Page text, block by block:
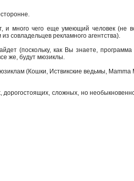
много чего еще умеющий человек (не
совладельцев рекламного агентства).
(поскольку, как Вы знаете,
же, будут мюзиклы.
(Кошки, Иствикские ведьмы,
сложных, но